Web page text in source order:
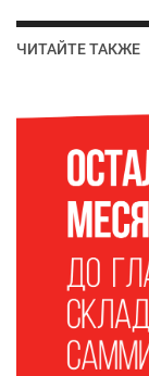
ЧИТАЙТЕ ТАКЖЕ